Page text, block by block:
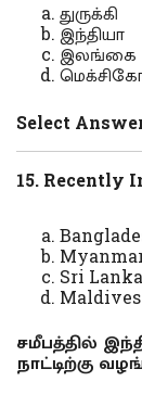
துருக்கி
இந்தியா
இலங்கை
Select
15. Recently
Sri Lanka
Maldives
சமீபத்தில்
நாட்டிற்கு